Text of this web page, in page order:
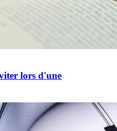
lors d'une